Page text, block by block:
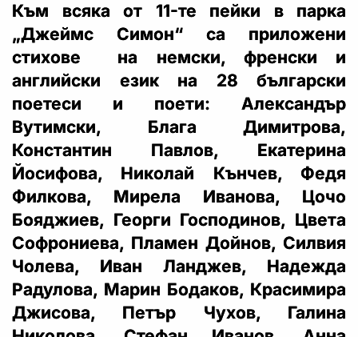
Към всяка от 11-те пейки в парка
„Джеймс Симон“ са приложени
стихове на немски, френски и
английски език на 28 български
поетеси и поети: Александър
Вутимски, Блага Димитрова,
Константин Павлов, Екатерина
Йосифова, Николай Кънчев, Федя
Филкова, Мирела Иванова, Цочо
Бояджиев, Георги Господинов, Цвета
Софрониева, Пламен Дойнов, Силвия
Чолева, Иван Ланджев, Надежда
Радулова, Марин Бодаков, Красимира
Джисова, Петър Чухов, Галина